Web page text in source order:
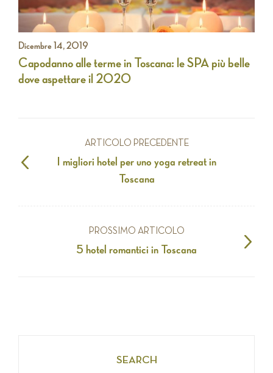
Dicembre 14, 2019
Capodanno alle terme in Toscana: le SPA più belle
dove aspettare il 2020
ARTICOLO PRECEDENTE
I migliori hotel per uno yoga retreat in
Toscana
PROSSIMO ARTICOLO
5 hotel romantici in Toscana
SEARCH